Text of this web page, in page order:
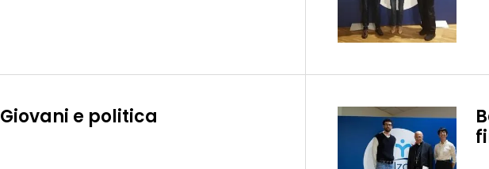
Giovani e politica